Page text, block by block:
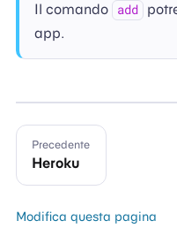
Il comando add
app.
Precedente
Heroku
Modifica questa pagina